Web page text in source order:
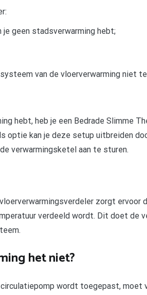
geen stadsverwarming hebt;
van de vloerverwarming niet
hebt, heb je een Bedrade Slimme
optie kan je deze setup uitbreiden
verwarmingsketel aan te sturen.
zorgt ervoor
verdeeld wordt. Dit doet de
het niet?
wordt toegepast, moet